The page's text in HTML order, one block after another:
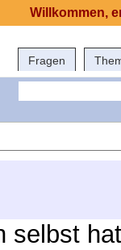
Fragen
selbst
Willkommen,